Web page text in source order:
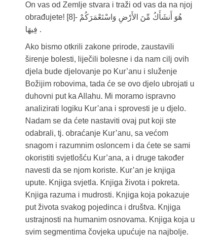
On vas od Zemlje stvara i traži od vas da na njoj
obrađujete! [8]- هُوَ أَنشَأَكُ مِّنَ الأَرْضِ وَاسْتَعْمَرَكُمْ
فِيهَا .
Ako bismo otkrili zakone prirode, zaustavili
širenje bolesti, liječili bolesne i da nam cilj ovih
djela bude djelovanje po Kur’anu i služenje
Božijim robovima, tada će se ovo djelo ubrojati u
duhovni put ka Allahu. Mi moramo ispravno
analizirati logiku Kur’ana i sprovesti je u djelo.
Nadam se da ćete nastaviti ovaj put koji ste
odabrali, tj. obraćanje Kur’anu, sa većom
snagom i razumnim osloncem i da ćete se sami
okoristiti svjetlošću Kur’ana, a i druge također
navesti da se njom koriste. Kur’an je knjiga
upute. Knjiga svjetla. Knjiga života i pokreta.
Knjiga razuma i mudrosti. Knjiga koja pokazuje
put života svakog pojedinca i društva. Knjiga
ustrajnosti na humanim osnovama. Knjiga koja u
svim segmentima čovjeka upućuje na najbolje.